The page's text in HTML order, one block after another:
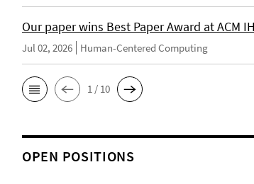
Our paper wins Best Paper Award at ACM
Jul 02, 2026 Human-Centered Computing
1 / 10
OPEN POSITIONS